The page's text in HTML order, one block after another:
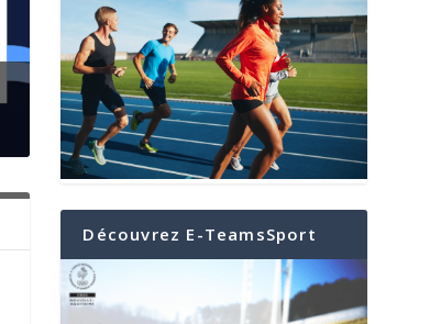
Découvrez E-TeamsSport